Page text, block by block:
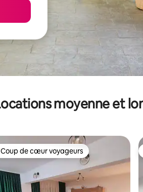
moyenne et
de cœur voyageurs les plus appréciés
Coup de cœur voyageurs